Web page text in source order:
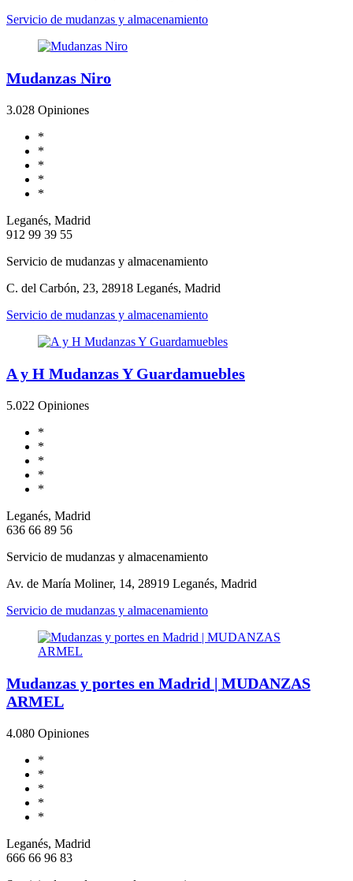
Servicio de mudanzas y almacenamiento
Mudanzas Niro
3.028 Opiniones
*
*
*
*
*
Leganés, Madrid
912 99 39 55
Servicio de mudanzas y almacenamiento
C. del Carbón, 23, 28918 Leganés, Madrid
Servicio de mudanzas y almacenamiento
A y H Mudanzas Y Guardamuebles
5.022 Opiniones
*
*
*
*
*
Leganés, Madrid
636 66 89 56
Servicio de mudanzas y almacenamiento
Av. de María Moliner, 14, 28919 Leganés, Madrid
Servicio de mudanzas y almacenamiento
Mudanzas y portes en Madrid | MUDANZAS
ARMEL
4.080 Opiniones
*
*
*
*
*
Leganés, Madrid
666 66 96 83